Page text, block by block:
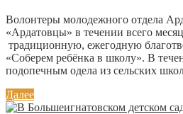
Волонтеры молодежного отдела
«Ардатовцы» в течении всего
традиционную, ежегодную
«Соберем ребёнка в школу». В
подопечным одела из сельских
Далее